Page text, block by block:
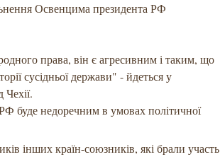
Освенцима президента РФ
права, він є агресивним і таким, що
сусідньої держави" - йдеться у
буде недоречним в умовах політичної
інших країн-союзників, які брали участь